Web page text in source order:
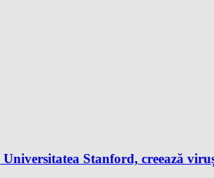
Stanford, creează